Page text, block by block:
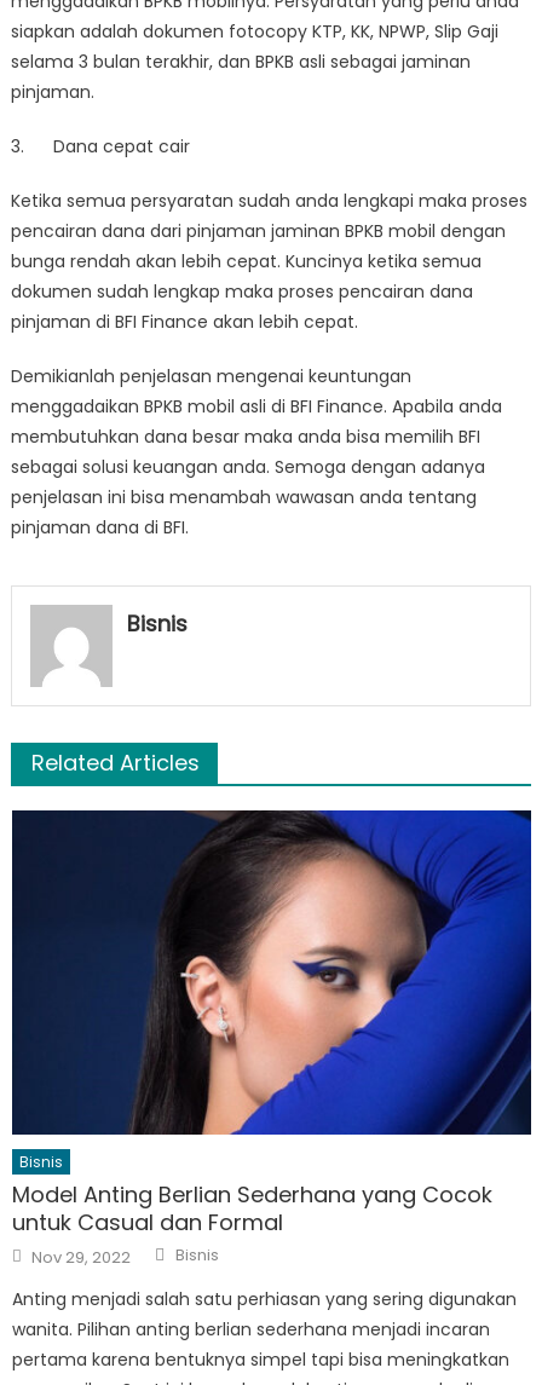
siapkan adalah dokumen fotocopy KTP, KK, NPWP, Slip Gaji
selama 3 bulan terakhir, dan BPKB asli sebagai jaminan
pinjaman.
3. Dana cepat cair
Ketika semua persyaratan sudah anda lengkapi maka proses
pencairan dana dari pinjaman jaminan BPKB mobil dengan
bunga rendah akan lebih cepat. Kuncinya ketika semua
dokumen sudah lengkap maka proses pencairan dana
pinjaman di BFI Finance akan lebih cepat.
Demikianlah penjelasan mengenai keuntungan
menggadaikan BPKB mobil asli di BFI Finance. Apabila anda
membutuhkan dana besar maka anda bisa memilih BFI
sebagai solusi keuangan anda. Semoga dengan adanya
penjelasan ini bisa menambah wawasan anda tentang
pinjaman dana di BFI.
Bisnis
Related Articles
Bisnis
Model Anting Berlian Sederhana yang Cocok
untuk Casual dan Formal
Posted
on
Nov 29, 2022 Author
Bisnis
Anting menjadi salah satu perhiasan yang sering digunakan
wanita. Pilihan anting berlian sederhana menjadi incaran
pertama karena bentuknya simpel tapi bisa meningkatkan